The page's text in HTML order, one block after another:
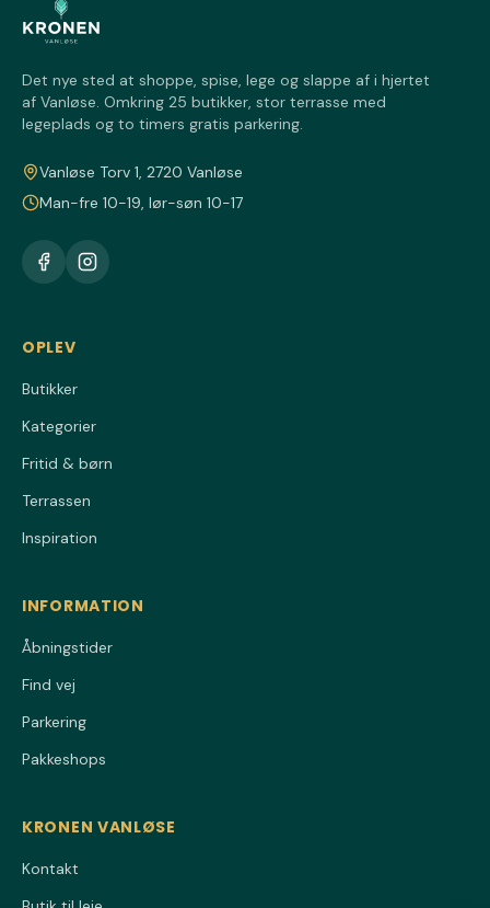
Det nye sted at shoppe, spise, lege og slappe af i hjertet
af Vanløse. Omkring 25 butikker, stor terrasse med
legeplads og to timers gratis parkering.
Vanløse Torv 1, 2720 Vanløse
Man-fre 10-19, lør-søn 10-17
OPLEV
Butikker
Kategorier
Fritid & børn
Terrassen
Inspiration
INFORMATION
Åbningstider
Find vej
Parkering
Pakkeshops
KRONEN VANLØSE
Kontakt